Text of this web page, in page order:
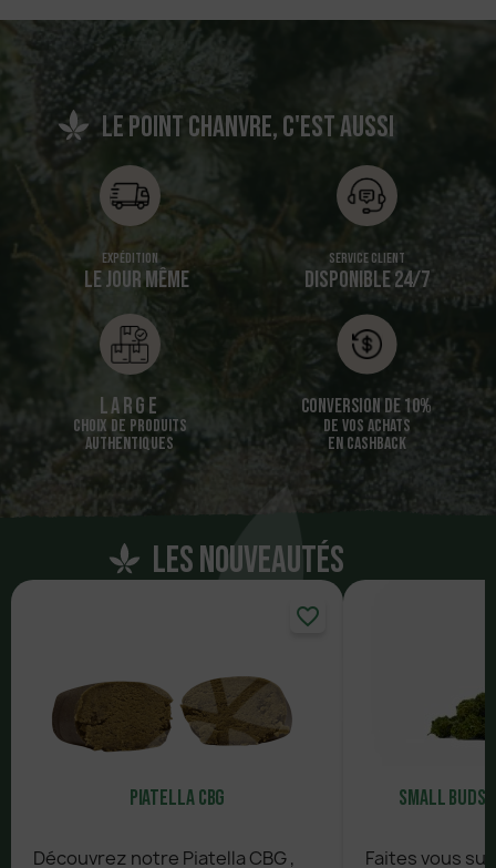
Le point chanvre, c'est aussi
Expédition
LE JOUR MÊME
Service client
DISPONIBLE 24/7
Large
CHOIX DE PRODUITS
AUTHENTIQUES
Conversion de 10%
DE VOS ACHATS
EN CASHBACK
Les nouveautés
Piatella CBG
Découvrez notre Piatella CBG ,
favorite_border
Small Buds
Faites vous